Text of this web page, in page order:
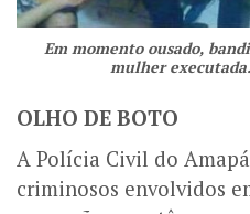
Em momento ousado,
mulher
OLHO DE BOTO
A Polícia Civil do
criminosos envolvidos